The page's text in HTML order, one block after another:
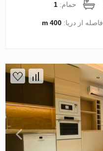
حمام:1
فاصله از دریا:400 m